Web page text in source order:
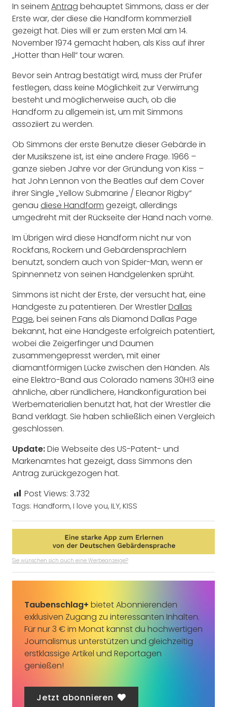
In seinem Antrag behauptet Simmons, dass er der
Erste war, der diese die Handform kommerziell
gezeigt hat. Dies will er zum ersten Mal am 14.
November 1974 gemacht haben, als Kiss auf ihrer
„Hotter than Hell“ tour waren.
Bevor sein Antrag bestätigt wird, muss der Prüfer
festlegen, dass keine Möglichkeit zur Verwirrung
besteht und möglicherweise auch, ob die
Handform zu allgemein ist, um mit Simmons
assoziiert zu werden.
Ob Simmons der erste Benutze dieser Gebärde in
der Musikszene ist, ist eine andere Frage. 1966 –
ganze sieben Jahre vor der Gründung von Kiss –
hat John Lennon von the Beatles auf dem Cover
ihrer Single „Yellow Submarine / Eleanor Rigby“
genau diese Handform gezeigt, allerdings
umgedreht mit der Rückseite der Hand nach vorne.
Im Übrigen wird diese Handform nicht nur von
Rockfans, Rockern und Gebärdensprachlern
benutzt, sondern auch von Spider-Man, wenn er
Spinnennetz von seinen Handgelenken sprüht.
Simmons ist nicht der Erste, der versucht hat, eine
Handgeste zu patentieren. Der WrestlerDallas
Page, bei seinen Fans als Diamond Dallas Page
bekannt, hat eine Handgeste erfolgreich patentiert,
wobei die Zeigerfinger und Daumen
zusammengepresst werden, mit einer
diamantförmigen Lücke zwischen den Händen. Als
eine Elektro-Band aus Colorado namens 30H!3 eine
ähnliche, aber ründlichere, Handkonfiguration bei
Werbematerialien benutzt hat, hat der Wrestler die
Band verklagt. Sie haben schließlich einen Vergleich
geschlossen.
Update:Die Webseite des US-Patent- und
Markenamtes hat gezeigt, dass Simmons den
Antrag zurückgezogen hat.
Post Views: 3.732
Tags: Handform, I love you, ILY, KISS
Sie wünschen sich auch eine Werbeanzeige?
Taubenschlag+ bietet Abonnierenden
exklusiven Zugang zu interessanten Inhalten.
Für nur 3 € im Monat kannst du hochwertigen
Journalismus unterstützen und gleichzeitig
erstklassige Artikel und Reportagen
genießen!
Jetzt abonnieren